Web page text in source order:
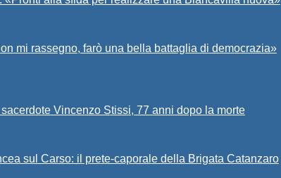
mi rassegno, farò una bella battaglia di democrazia»
Vincenzo Stissi, 77 anni dopo la morte
sul Carso: il prete-caporale della Brigata Catanzaro